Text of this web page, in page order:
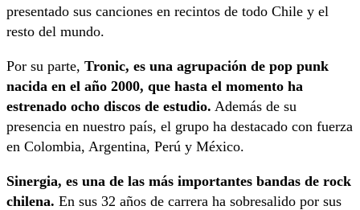
presentado sus canciones en recintos de todo Chile y el
resto del mundo.
Por su parte, Tronic, es una agrupación de pop punk
nacida en el año 2000, que hasta el momento ha
estrenado ocho discos de estudio. Además de su
presencia en nuestro país, el grupo ha destacado con fuerza
en Colombia, Argentina, Perú y México.
Sinergia, es una de las más importantes bandas de rock
chilena. En sus 32 años de carrera ha sobresalido por sus